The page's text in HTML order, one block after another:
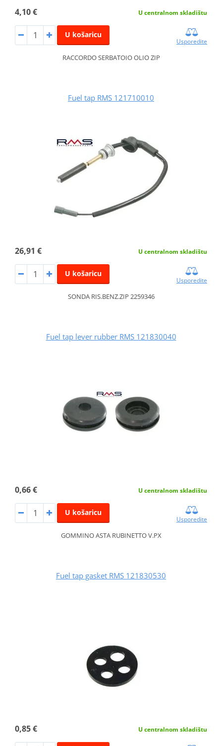
4,10 € U centralnom skladištu
U košaricu
Usporedite
RACCORDO SERBATOIO OLIO ZIP
Fuel tap RMS 121710010
26,91 € U centralnom skladištu
U košaricu
Usporedite
SONDA RIS.BENZ.ZIP 2259346
Fuel tap lever rubber RMS 121830040
0,66 € U centralnom skladištu
U košaricu
Usporedite
GOMMINO ASTA RUBINETTO V.PX
Fuel tap gasket RMS 121830530
0,85 € U centralnom skladištu